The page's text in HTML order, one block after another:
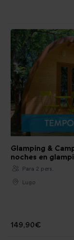
Glamping &
noches en
Para 2 pers.
Lugo
149,90€